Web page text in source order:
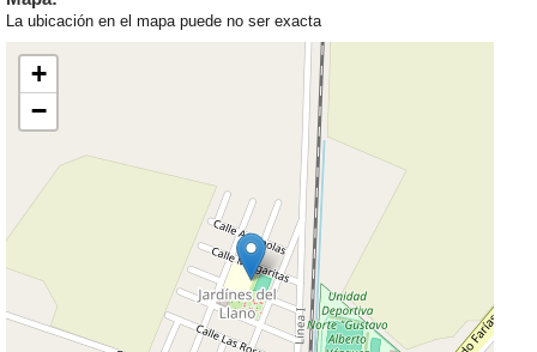
La ubicación en el mapa puede no ser exacta
+
−